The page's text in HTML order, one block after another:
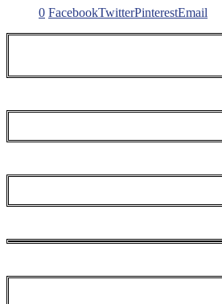
0 FacebookTwitterPinterestEmail